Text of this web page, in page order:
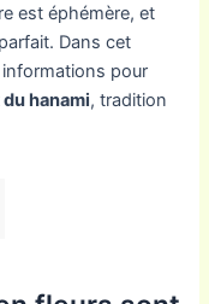
est éphémère, et
Dans cet
pour
hanami, tradition